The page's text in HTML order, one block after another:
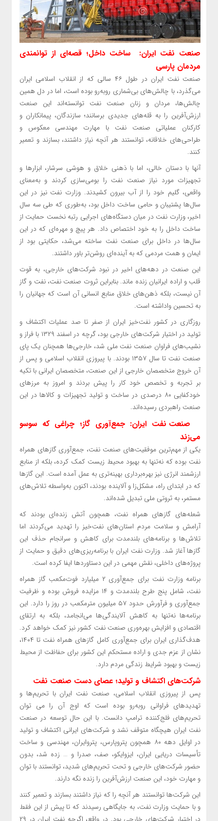
صنعت نفت ایران: ساخت داخل؛ قصه‌ای از توانمندی
مردمان پارسی
صنعت نفت ایران در طول ۴۶ سالی که از انقلاب اسلامی ایران
می‌گذرد، با چالش‌های بی‌شماری روبه‌رو بوده است، اما در دل همین
چالش‌ها، مردان و زنان صنعت نفت توانسته‌اند این صنعت
ارزش‌آفرین را به قله‌های جدیدی برسانند؛ سازندگان، پیمانکاران و
کارکنان عملیاتی صنعت نفت با مهارت مهندسی معکوس و
طراحی‌های خلاقانه، توانستند هر آنچه نیاز داشتند، بسازند و تعمیر
کنند.
آنها با دستان خالی، اما با ذهنی خلاق و هوشی سرشار، ابزارها و
تجهیزات مورد نیاز صنعت نفت را بومی‌سازی کردند و به‌معنای
واقعی، گلیم خود را از آب بیرون کشیدند. وزارت نفت نیز در این
سال‌ها پشتیبان و حامی ساخت داخل بود، به‌طوری که طی سه سال
اخیر، وزارت نفت در میان دستگاه‌های اجرایی رتبه نخست حمایت از
ساخت داخل را به خود اختصاص داد. هر پیچ و مهره‌ای که در این
سال‌ها در داخل برای صنعت نفت ساخته می‌شد، حکایتی بود از
ایمان و همت مردمی که به آینده‌ای روشن‌تر باور داشتند.
این صنعت در دهه‌های اخیر در نبود شرکت‌های خارجی، به قوت
قلب و اراده‌ ایرانیان زنده ماند. بنابراین ثروت صنعت نفت، نفت و گاز
آن نیست، بلکه ذهن‌های خلاق منابع انسانی آن است که جهانیان را
به تحسین واداشته است.
روزگاری در کشور نفت‌خیز ایران از صفر تا صد عملیات اکتشاف و
تولید در اختیار شرکت‌های خارجی بود، گرچه در اسفند ۱۳۲۹ با فراز و
نشیب‌های فراوان صنعت نفت ملی شد، خارجی‌ها همچنان یک پای
صنعت نفت تا سال ۱۳۵۷ بودند. با پیروزی انقلاب اسلامی و پس از
آن خروج متخصصان خارجی از این صنعت، متخصصان ایرانی با تکیه
بر تجربه و تخصص خود کار را پیش بردند و امروز به مرزهای
خودکفایی ۸۰ درصدی در ساخت و تولید تجهیزات و کالاها در این
صنعت راهبردی رسیده‌اند.
صنعت نفت ایران: جمع‌آوری گاز؛ چراغی که سوسو
می‌زند
یکی از مهم‌ترین موفقیت‌های صنعت نفت، جمع‌آوری گازهای همراه
نفت بوده که نه‌تنها به بهبود محیط زیست کمک کرده، بلکه از منابع
ارزشمند انرژی نیز بهره‌برداری بهینه‌تری به عمل آمده است. این گازها
که در ابتدای راه، مشکل‌زا و آلاینده بودند، اکنون به‌واسطه‌ تلاش‌های
مستمر، به ثروتی ملی تبدیل شده‌اند.
شعله‌های گازهای همراه نفت، همچون آتش زنده‌ای بودند که
آرامش و سلامت مردم استان‌های نفت‌خیز را تهدید می‌کردند اما
تلاش‌ها و برنامه‌های بلندمدت برای کاهش و سرانجام حذف این
گازها آغاز شد. وزارت نفت ایران با برنامه‌ریزی‌های دقیق و حمایت از
پروژه‌های داخلی، نقش مهمی در این دستاوردها ایفا کرده است.
برنامه وزارت نفت برای جمع‌آوری ۲ میلیارد فوت‌مکعب گاز همراه
نفت، شامل پنج طرح بلندمدت و ۱۴ مزایده فروش بوده و ظرفیت
جمع‌آوری و فرآورش حدود ۵۷ میلیون مترمکعب در روز را دارد. این
برنامه‌ها نه‌تنها به کاهش آلایندگی‌ها می‌انجامد، بلکه به ارتقای
اقتصادی و افزایش بهره‌وری صنعت نفت کشور نیز کمک خواهد کرد.
هدف‌گذاری ایران برای جمع‌آوری کامل گازهای همراه نفت تا ۱۴۰۴،
نشان از عزم جدی و اراده مستحکم این کشور برای حفاظت از محیط
زیست و بهبود شرایط زندگی مردم دارد.
شرکت‌های اکتشاف و تولید؛ عصای دست صنعت نفت
پس از پیروزی انقلاب اسلامی، صنعت نفت ایران با تحریم‌ها و
تهدیدهای فراوانی روبه‌رو بوده است که اوج آن را می توان
تحریم‌های فلج‌کننده ترامپ دانست. با این حال توسعه در صنعت
نفت ایران هیچگاه متوقف نشد و شرکت‌های ایرانی اکتشاف و تولید
در اوایل دهه ۸۰ همچون پتروپارس، پتروایران، مهندسی و ساخت
تأسیسات دریایی ایران، ایزوایکو، صف، صدرا و … زده شد، بدون
حضور شرکت‌های خارجی و تحت تحریم‌های شدید، توانستند با توان
و مهارت خود، این صنعت ارزش‌آفرین را زنده نگه دارند.
این شرکت‌ها توانستند هر آنچه را که نیاز داشتند بسازند و تعمیر کنند
و با حمایت وزارت نفت، به جایگاهی رسیدند که تا پیش از این فقط